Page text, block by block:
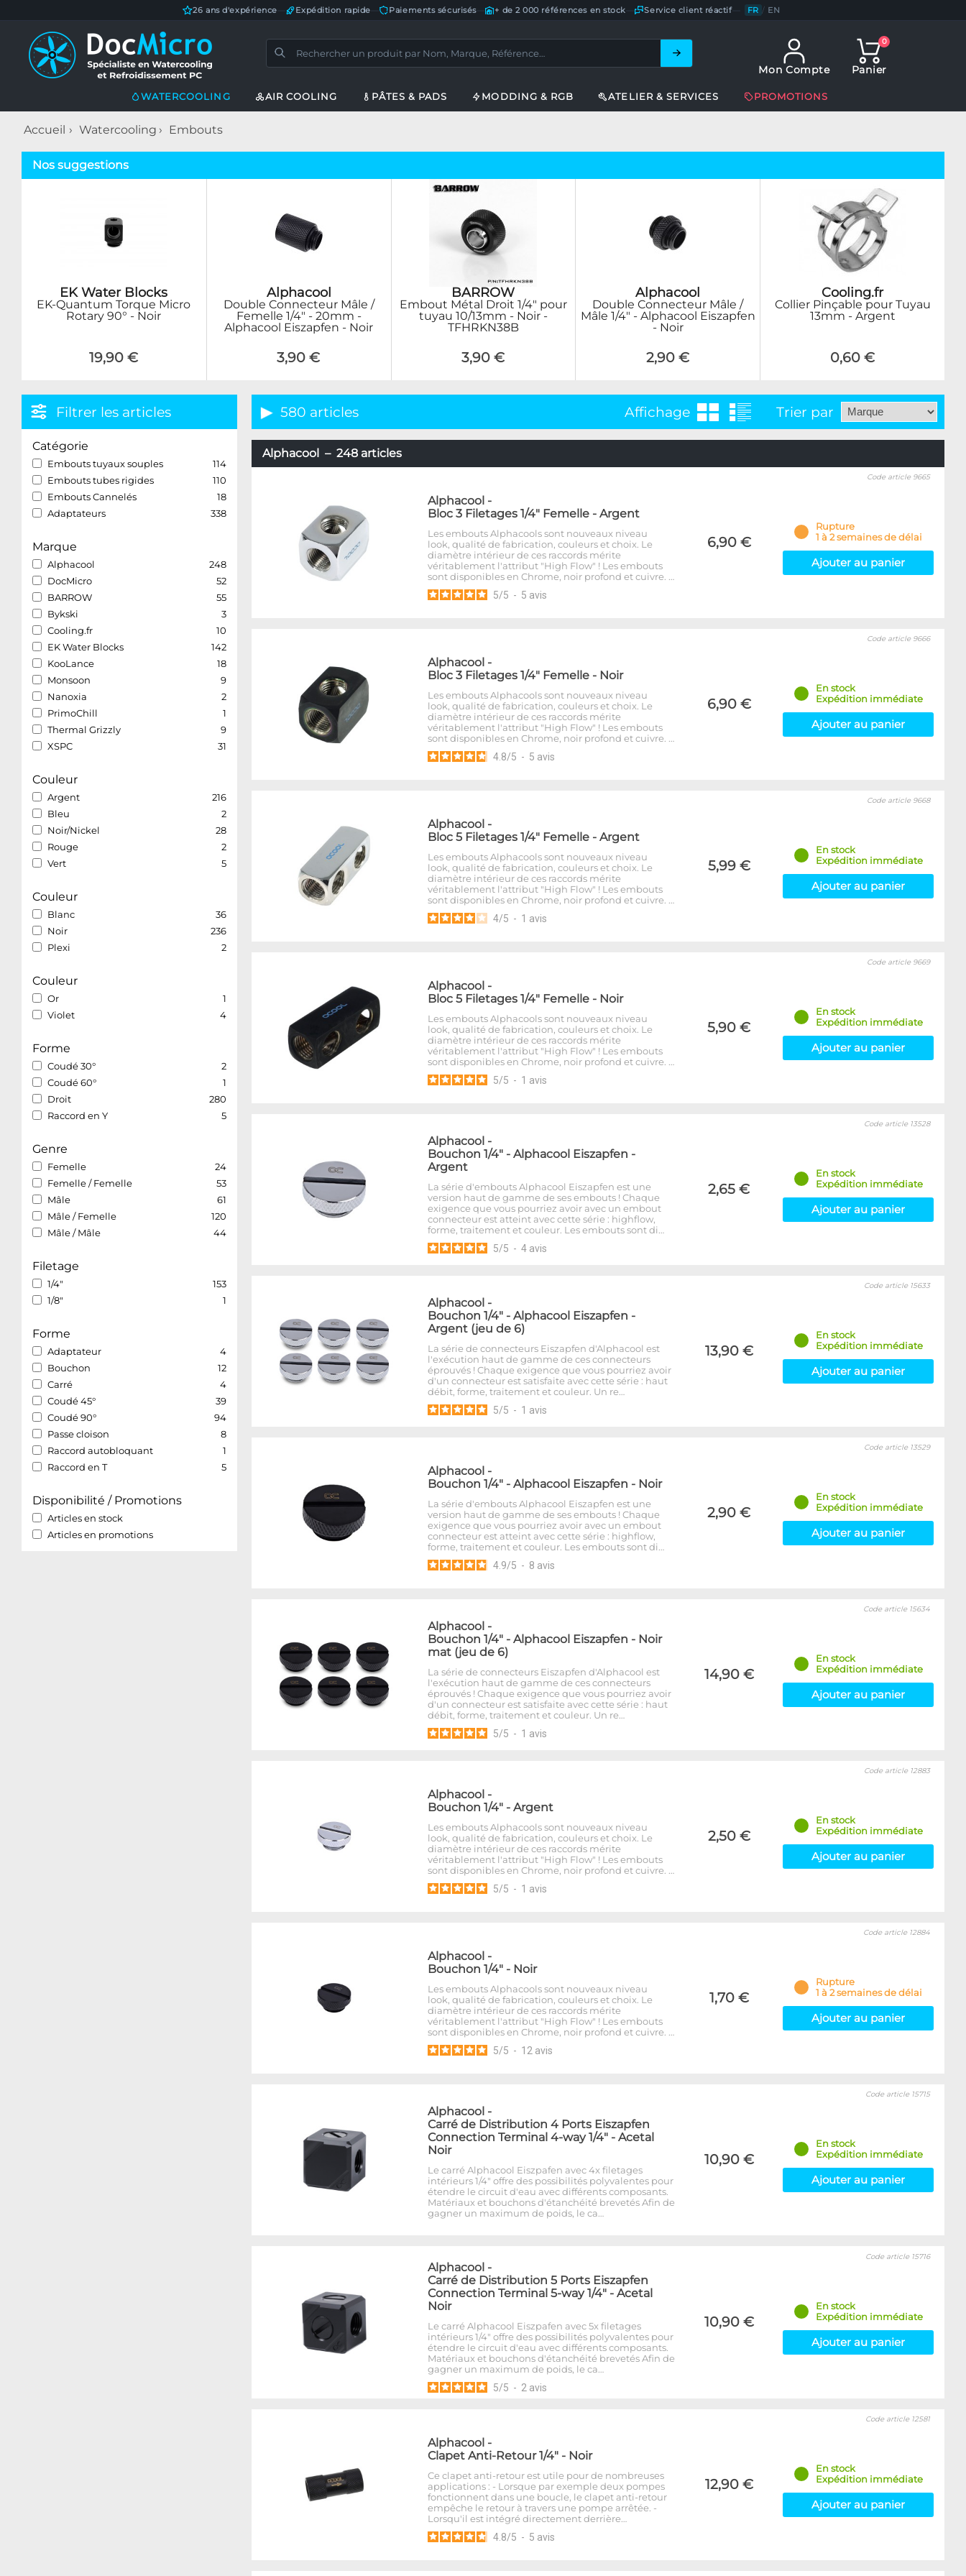
26 ans d'expérience Expédition rapide Paiements sécurisés— + de 2 000 références en stock Service client réactif— FR / EN
Mon Compte
0
Panier
WATERCOOLING AIR COOLING PÂTES & PADS MODDING & RGB ATELIER & SERVICES PROMOTIONS
Accueil Watercooling Embouts
Nos suggestions
EK Water Blocks
EK-Quantum Torque Micro
Rotary 90° - Noir
19,90 €
Alphacool
Double Connecteur Mâle /
Femelle 1/4" - 20mm -
Alphacool Eiszapfen - Noir
3,90 €
BARROW
Embout Métal Droit 1/4" pour
tuyau 10/13mm - Noir -
TFHRKN38B
3,90 €
Alphacool
Double Connecteur Mâle /
Mâle 1/4" - Alphacool Eiszapfen
- Noir
2,90 €
Cooling.fr
Collier Pinçable pour Tuyau
13mm - Argent
0,60 €
Filtrer les articles
Catégorie
Embouts tuyaux souples
114
Embouts tubes rigides
110
Embouts Cannelés
18
Adaptateurs
338
Marque
Alphacool
248
DocMicro
52
BARROW
55
Bykski
3
Cooling.fr
10
EK Water Blocks
142
KooLance
18
Monsoon
9
Nanoxia
2
PrimoChill
1
Thermal Grizzly
9
XSPC
31
Couleur
Argent
216
Bleu
2
Noir/Nickel
28
Rouge
2
Vert
5
Couleur
Blanc
36
Noir
236
Plexi
2
Couleur
Or
1
Violet
4
Forme
Coudé 30°
2
Coudé 60°
1
Droit
280
Raccord en Y
5
Genre
Femelle
24
Femelle / Femelle
53
Mâle
61
Mâle / Femelle
120
Mâle / Mâle
44
Filetage
1/4"
153
1/8"
1
Forme
Adaptateur
4
Bouchon
12
Carré
4
Coudé 45°
39
Coudé 90°
94
Passe cloison
8
Raccord autobloquant
1
Raccord en T
5
Disponibilité / Promotions
Articles en stock
Articles en promotions
580 articles Affichage Trier par
Alphacool – 248 articles
Alphacool -
Bloc 3 Filetages 1/4" Femelle - Argent
Les embouts Alphacools sont nouveaux niveau
look, qualité de fabrication, couleurs et choix. Le
diamètre intérieur de ces raccords mérite
véritablement l'attribut "High Flow" ! Les embouts
sont disponibles en Chrome, noir profond et cuivre. …
5/5 - 5 avis
6,90 €
Code article 9665
Rupture
1 à 2 semaines de délai
Ajouter au panier
Alphacool -
Bloc 3 Filetages 1/4" Femelle - Noir
Les embouts Alphacools sont nouveaux niveau
look, qualité de fabrication, couleurs et choix. Le
diamètre intérieur de ces raccords mérite
véritablement l'attribut "High Flow" ! Les embouts
sont disponibles en Chrome, noir profond et cuivre. …
4.8/5 - 5 avis
6,90 €
Code article 9666
En stock
Expédition immédiate
Ajouter au panier
Alphacool -
Bloc 5 Filetages 1/4" Femelle - Argent
Les embouts Alphacools sont nouveaux niveau
look, qualité de fabrication, couleurs et choix. Le
diamètre intérieur de ces raccords mérite
véritablement l'attribut "High Flow" ! Les embouts
sont disponibles en Chrome, noir profond et cuivre. …
4/5 - 1 avis
5,99 €
Code article 9668
En stock
Expédition immédiate
Ajouter au panier
Alphacool -
Bloc 5 Filetages 1/4" Femelle - Noir
Les embouts Alphacools sont nouveaux niveau
look, qualité de fabrication, couleurs et choix. Le
diamètre intérieur de ces raccords mérite
véritablement l'attribut "High Flow" ! Les embouts
sont disponibles en Chrome, noir profond et cuivre. …
5/5 - 1 avis
5,90 €
Code article 9669
En stock
Expédition immédiate
Ajouter au panier
Alphacool -
Bouchon 1/4" - Alphacool Eiszapfen -
Argent
La série d'embouts Alphacool Eiszapfen est une
version haut de gamme de ses embouts ! Chaque
exigence que vous pourriez avoir avec un embout
connecteur est atteint avec cette série : highflow,
forme, traitement et couleur. Les embouts sont di…
5/5 - 4 avis
2,65 €
Code article 13528
En stock
Expédition immédiate
Ajouter au panier
Alphacool -
Bouchon 1/4" - Alphacool Eiszapfen -
Argent (jeu de 6)
La série de connecteurs Eiszapfen d'Alphacool est
l'exécution haut de gamme de ces connecteurs
éprouvés ! Chaque exigence que vous pourriez avoir
d'un connecteur est satisfaite avec cette série : haut
débit, forme, traitement et couleur. Un re…
5/5 - 1 avis
13,90 €
Code article 15633
En stock
Expédition immédiate
Ajouter au panier
Alphacool -
Bouchon 1/4" - Alphacool Eiszapfen - Noir
La série d'embouts Alphacool Eiszapfen est une
version haut de gamme de ses embouts ! Chaque
exigence que vous pourriez avoir avec un embout
connecteur est atteint avec cette série : highflow,
forme, traitement et couleur. Les embouts sont di…
4.9/5 - 8 avis
2,90 €
Code article 13529
En stock
Expédition immédiate
Ajouter au panier
Alphacool -
Bouchon 1/4" - Alphacool Eiszapfen - Noir
mat (jeu de 6)
La série de connecteurs Eiszapfen d'Alphacool est
l'exécution haut de gamme de ces connecteurs
éprouvés ! Chaque exigence que vous pourriez avoir
d'un connecteur est satisfaite avec cette série : haut
débit, forme, traitement et couleur. Un re…
5/5 - 1 avis
14,90 €
Code article 15634
En stock
Expédition immédiate
Ajouter au panier
Alphacool -
Bouchon 1/4" - Argent
Les embouts Alphacools sont nouveaux niveau
look, qualité de fabrication, couleurs et choix. Le
diamètre intérieur de ces raccords mérite
véritablement l'attribut "High Flow" ! Les embouts
sont disponibles en Chrome, noir profond et cuivre. …
5/5 - 1 avis
2,50 €
Code article 12883
En stock
Expédition immédiate
Ajouter au panier
Alphacool -
Bouchon 1/4" - Noir
Les embouts Alphacools sont nouveaux niveau
look, qualité de fabrication, couleurs et choix. Le
diamètre intérieur de ces raccords mérite
véritablement l'attribut "High Flow" ! Les embouts
sont disponibles en Chrome, noir profond et cuivre. …
5/5 - 12 avis
1,70 €
Code article 12884
Rupture
1 à 2 semaines de délai
Ajouter au panier
Alphacool -
Carré de Distribution 4 Ports Eiszapfen
Connection Terminal 4-way 1/4" - Acetal
Noir
Le carré Alphacool Eiszpafen avec 4x filetages
intérieurs 1/4" offre des possibilités polyvalentes pour
étendre le circuit d'eau avec différents composants.
Matériaux et bouchons d'étanchéité brevetés Afin de
gagner un maximum de poids, le ca…
10,90 €
Code article 15715
En stock
Expédition immédiate
Ajouter au panier
Alphacool -
Carré de Distribution 5 Ports Eiszapfen
Connection Terminal 5-way 1/4" - Acetal
Noir
Le carré Alphacool Eiszpafen avec 5x filetages
intérieurs 1/4" offre des possibilités polyvalentes pour
étendre le circuit d'eau avec différents composants.
Matériaux et bouchons d'étanchéité brevetés Afin de
gagner un maximum de poids, le ca…
5/5 - 2 avis
10,90 €
Code article 15716
En stock
Expédition immédiate
Ajouter au panier
Alphacool -
Clapet Anti-Retour 1/4" - Noir
Ce clapet anti-retour est utile pour de nombreuses
applications : - Lorsque par exemple deux pompes
fonctionnent dans une boucle, le clapet anti-retour
empêche le retour à travers une pompe arrêtée. -
Lorsqu'il est intégré directement derrière…
4.8/5 - 5 avis
12,90 €
Code article 12581
En stock
Expédition immédiate
Ajouter au panier